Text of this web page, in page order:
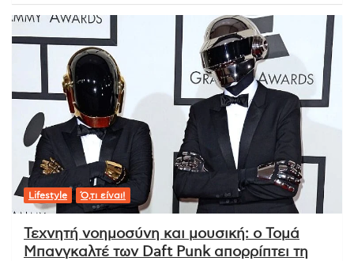
Lifestyle Ό,τι είναι!
Τεχνητή νοημοσύνη και μουσική: ο Τομά
Μπανγκαλτέ των Daft Punk απορρίπτει τη